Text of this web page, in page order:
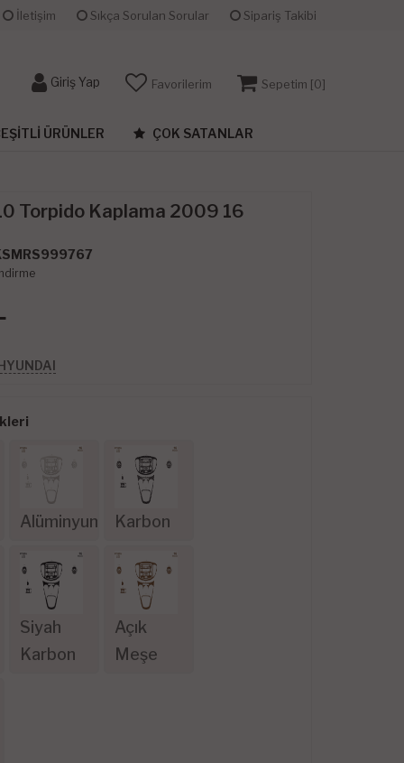
İletişim Sıkça Sorulan Sorular Sipariş Takibi
Giriş Yap Favorilerim Sepetim [0]
ÜRÜNLER ÇOK SATANLAR
Torpido Kaplama 2009 16
Alüminyum Karbon
Siyah
Karbon
Açık
Meşe